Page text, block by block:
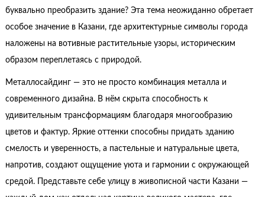
буквально преобразить здание? Эта тема неожиданно обретает
особое значение в Казани, где архитектурные символы города
наложены на вотивные растительные узоры, историческим
образом переплетаясь с природой.
Металлосайдинг — это не просто комбинация металла и
современного дизайна. В нём скрыта способность к
удивительным трансформациям благодаря многообразию
цветов и фактур. Яркие оттенки способны придать зданию
смелость и уверенность, а пастельные и натуральные цвета,
напротив, создают ощущение уюта и гармонии с окружающей
средой. Представьте себе улицу в живописной части Казани —